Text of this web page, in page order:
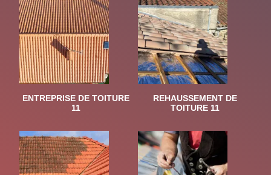
ENTREPRISE DE TOITURE
11
REHAUSSEMENT DE
TOITURE 11